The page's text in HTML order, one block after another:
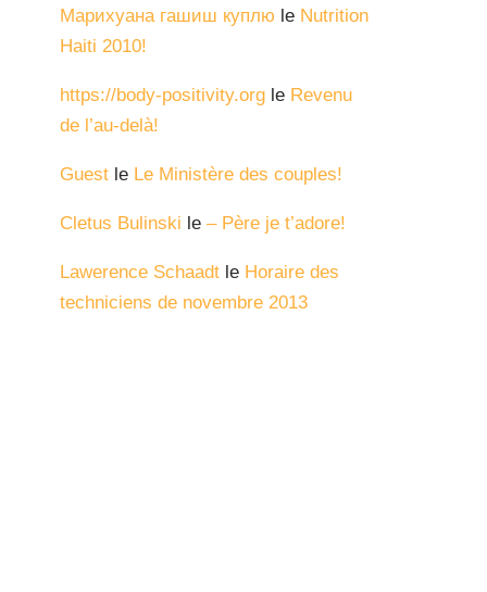
Марихуана гашиш куплю le Nutrition
Haiti 2010!
https://body-positivity.org le Revenu
de l’au-delà!
Guest le Le Ministère des couples!
Cletus Bulinski le – Père je t’adore!
Lawerence Schaadt le Horaire des
techniciens de novembre 2013